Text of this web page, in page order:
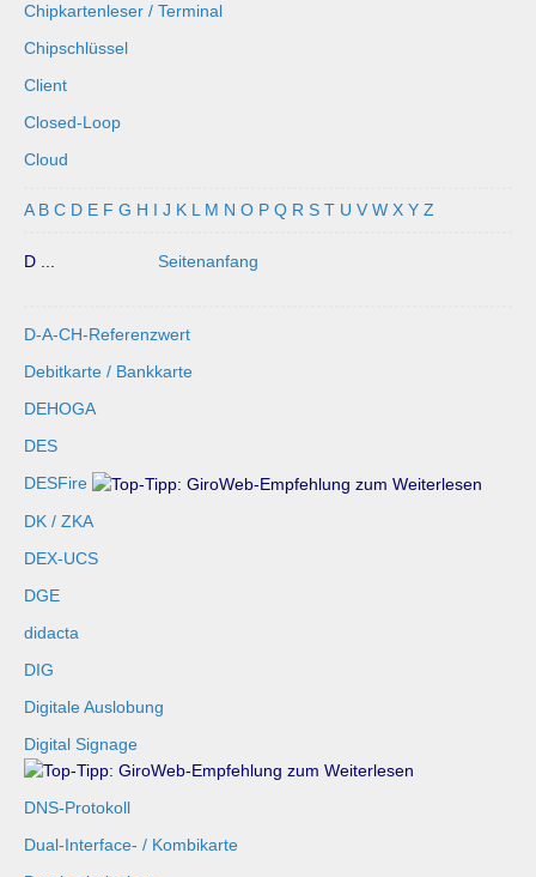
Chipkartenleser / Terminal
Chipschlüssel
Client
Closed-Loop
Cloud
A B C D E F G H I J K L M N O P Q R S T U V W X Y Z
D ... Seitenanfang
D-A-CH-Referenzwert
Debitkarte / Bankkarte
DEHOGA
DES
DESFire
DK / ZKA
DEX-UCS
DGE
didacta
DIG
Digitale Auslobung
Digital Signage
DNS-Protokoll
Dual-Interface- / Kombikarte